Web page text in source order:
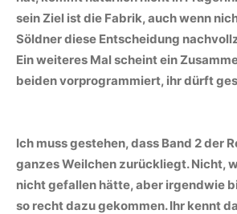
sein Ziel ist die Fabrik, auch wenn
Söldner diese Entscheidung
Ein weiteres Mal scheint ein
beiden vorprogrammiert, ihr dürft
Ich muss gestehen, dass Band 2 der
ganzes Weilchen zurückliegt. Nicht,
nicht gefallen hätte, aber irgendwie
so recht dazu gekommen. Ihr kennt